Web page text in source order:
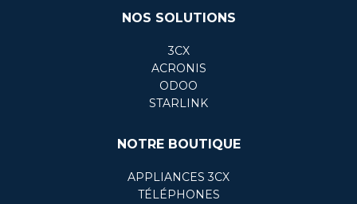
NOS SOLUTIONS
3CX
ACRONIS
ODOO
STARLINK
NOTRE BOUTIQUE
APPLIANCES 3CX
TÉLÉPHONES